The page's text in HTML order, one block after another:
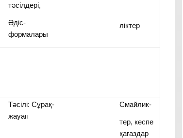
тәсілдері,
Әдіс-
формалары
ліктер
Тәсілі: Сұрақ-
жауап
Смайлик-
тер, кеспе
қағаздар